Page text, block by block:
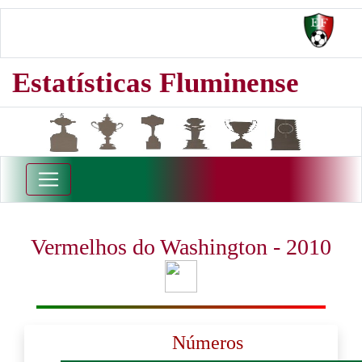
Estatísticas Fluminense
Vermelhos do Washington - 2010
Números